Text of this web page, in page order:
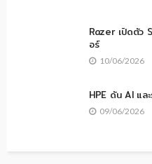
Razer เปิดตัว
อร์
10/06/2026
HPE ดัน AI แล
09/06/2026